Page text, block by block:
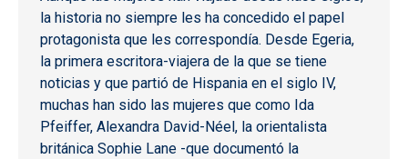
la historia no siempre les ha concedido el papel
protagonista que les correspondía. Desde Egeria,
la primera escritora-viajera de la que se tiene
noticias y que partió de Hispania en el siglo IV,
muchas han sido las mujeres que como Ida
Pfeiffer, Alexandra David-Néel, la orientalista
británica Sophie Lane -que documentó la